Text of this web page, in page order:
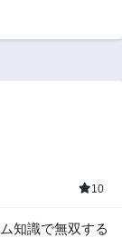
10
知識で無双する